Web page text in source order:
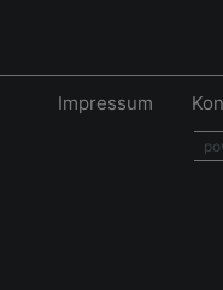
Impressum